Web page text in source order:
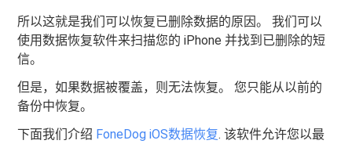
所以这就是我们可以恢复已删除数据的原因。 我们可以
使用数据恢复软件来扫描您的 iPhone 并找到已删除的短
信。
但是，如果数据被覆盖，则无法恢复。 您只能从以前的
备份中恢复。
下面我们介绍 FoneDog iOS数据恢复. 该软件允许您以最